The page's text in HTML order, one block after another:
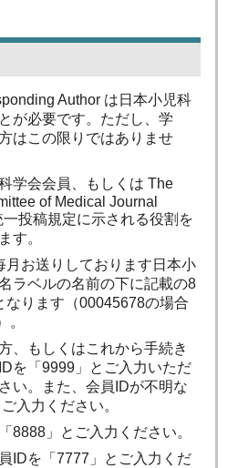
Author は日本小児科
が必要です。ただし、学
はこの限りではありませ
学会会員、もしくは The
of Medical Journal
投稿規定に示される役割を
す。
月お送りしております日本小
ラベルの名前の下に記載の8
なります（00045678の場合
。
、もしくはこれから手続き
を「9999」とご入力いただ
い。また、会員IDが不明な
入力ください。
8888」とご入力ください。
IDを「7777」とご入力くだ